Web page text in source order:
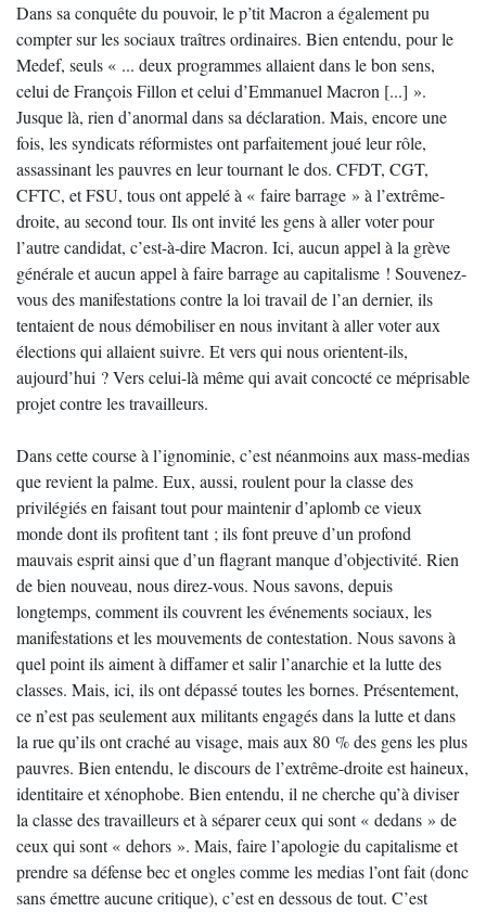
Dans sa conquête du pouvoir, le p’tit Macron a également pu
compter sur les sociaux traîtres ordinaires. Bien entendu, pour le
Medef, seuls « ... deux programmes allaient dans le bon sens,
celui de François Fillon et celui d’Emmanuel Macron [...] ».
Jusque là, rien d’anormal dans sa déclaration. Mais, encore une
fois, les syndicats réformistes ont parfaitement joué leur rôle,
assassinant les pauvres en leur tournant le dos. CFDT, CGT,
CFTC, et FSU, tous ont appelé à « faire barrage » à l’extrême-
droite, au second tour. Ils ont invité les gens à aller voter pour
l’autre candidat, c’est-à-dire Macron. Ici, aucun appel à la grève
générale et aucun appel à faire barrage au capitalisme ! Souvenez-
vous des manifestations contre la loi travail de l’an dernier, ils
tentaient de nous démobiliser en nous invitant à aller voter aux
élections qui allaient suivre. Et vers qui nous orientent-ils,
aujourd’hui ? Vers celui-là même qui avait concocté ce méprisable
projet contre les travailleurs.
Dans cette course à l’ignominie, c’est néanmoins aux mass-medias
que revient la palme. Eux, aussi, roulent pour la classe des
privilégiés en faisant tout pour maintenir d’aplomb ce vieux
monde dont ils profitent tant ; ils font preuve d’un profond
mauvais esprit ainsi que d’un flagrant manque d’objectivité. Rien
de bien nouveau, nous direz-vous. Nous savons, depuis
longtemps, comment ils couvrent les événements sociaux, les
manifestations et les mouvements de contestation. Nous savons à
quel point ils aiment à diffamer et salir l’anarchie et la lutte des
classes. Mais, ici, ils ont dépassé toutes les bornes. Présentement,
ce n’est pas seulement aux militants engagés dans la lutte et dans
la rue qu’ils ont craché au visage, mais aux 80 % des gens les plus
pauvres. Bien entendu, le discours de l’extrême-droite est haineux,
identitaire et xénophobe. Bien entendu, il ne cherche qu’à diviser
la classe des travailleurs et à séparer ceux qui sont « dedans » de
ceux qui sont « dehors ». Mais, faire l’apologie du capitalisme et
prendre sa défense bec et ongles comme les medias l’ont fait (donc
sans émettre aucune critique), c’est en dessous de tout. C’est